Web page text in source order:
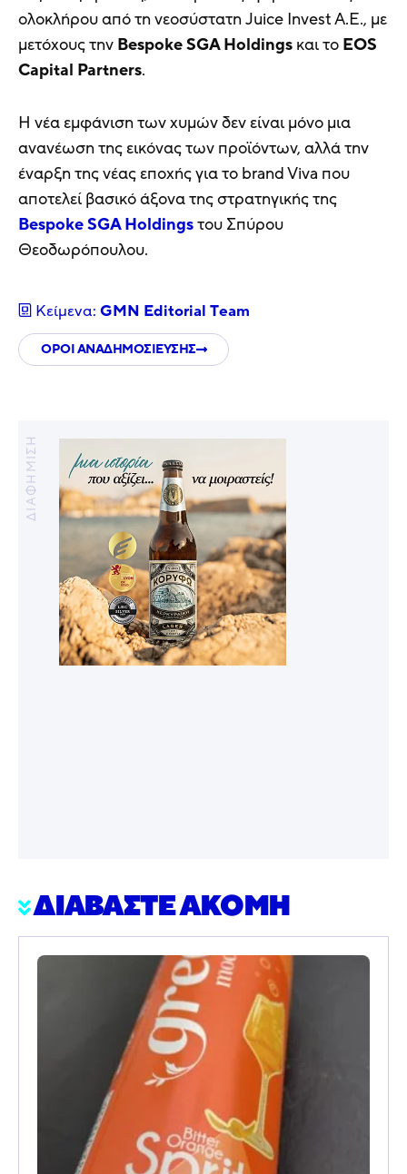
ολοκλήρου από τη νεοσύστατη Juice Invest A.E., με
μετόχους την Bespoke SGA Holdings και το EOS
Capital Partners.
Η νέα εμφάνιση των χυμών δεν είναι μόνο μια
ανανέωση της εικόνας των προϊόντων, αλλά την
έναρξη της νέας εποχής για το brand Viva που
αποτελεί βασικό άξονα της στρατηγικής της
Bespoke SGA Holdingsτου Σπύρου
Θεοδωρόπουλου.
Κείμενα: GMN Editorial Τeam
ΟΡΟΙ ΑΝΑΔΗΜΟΣΙΕΥΣΗΣ
ΔΙΑΦΗΜΙΣΗ
ΔΙΑΒΑΣΤΕ ΑΚΟΜΗ